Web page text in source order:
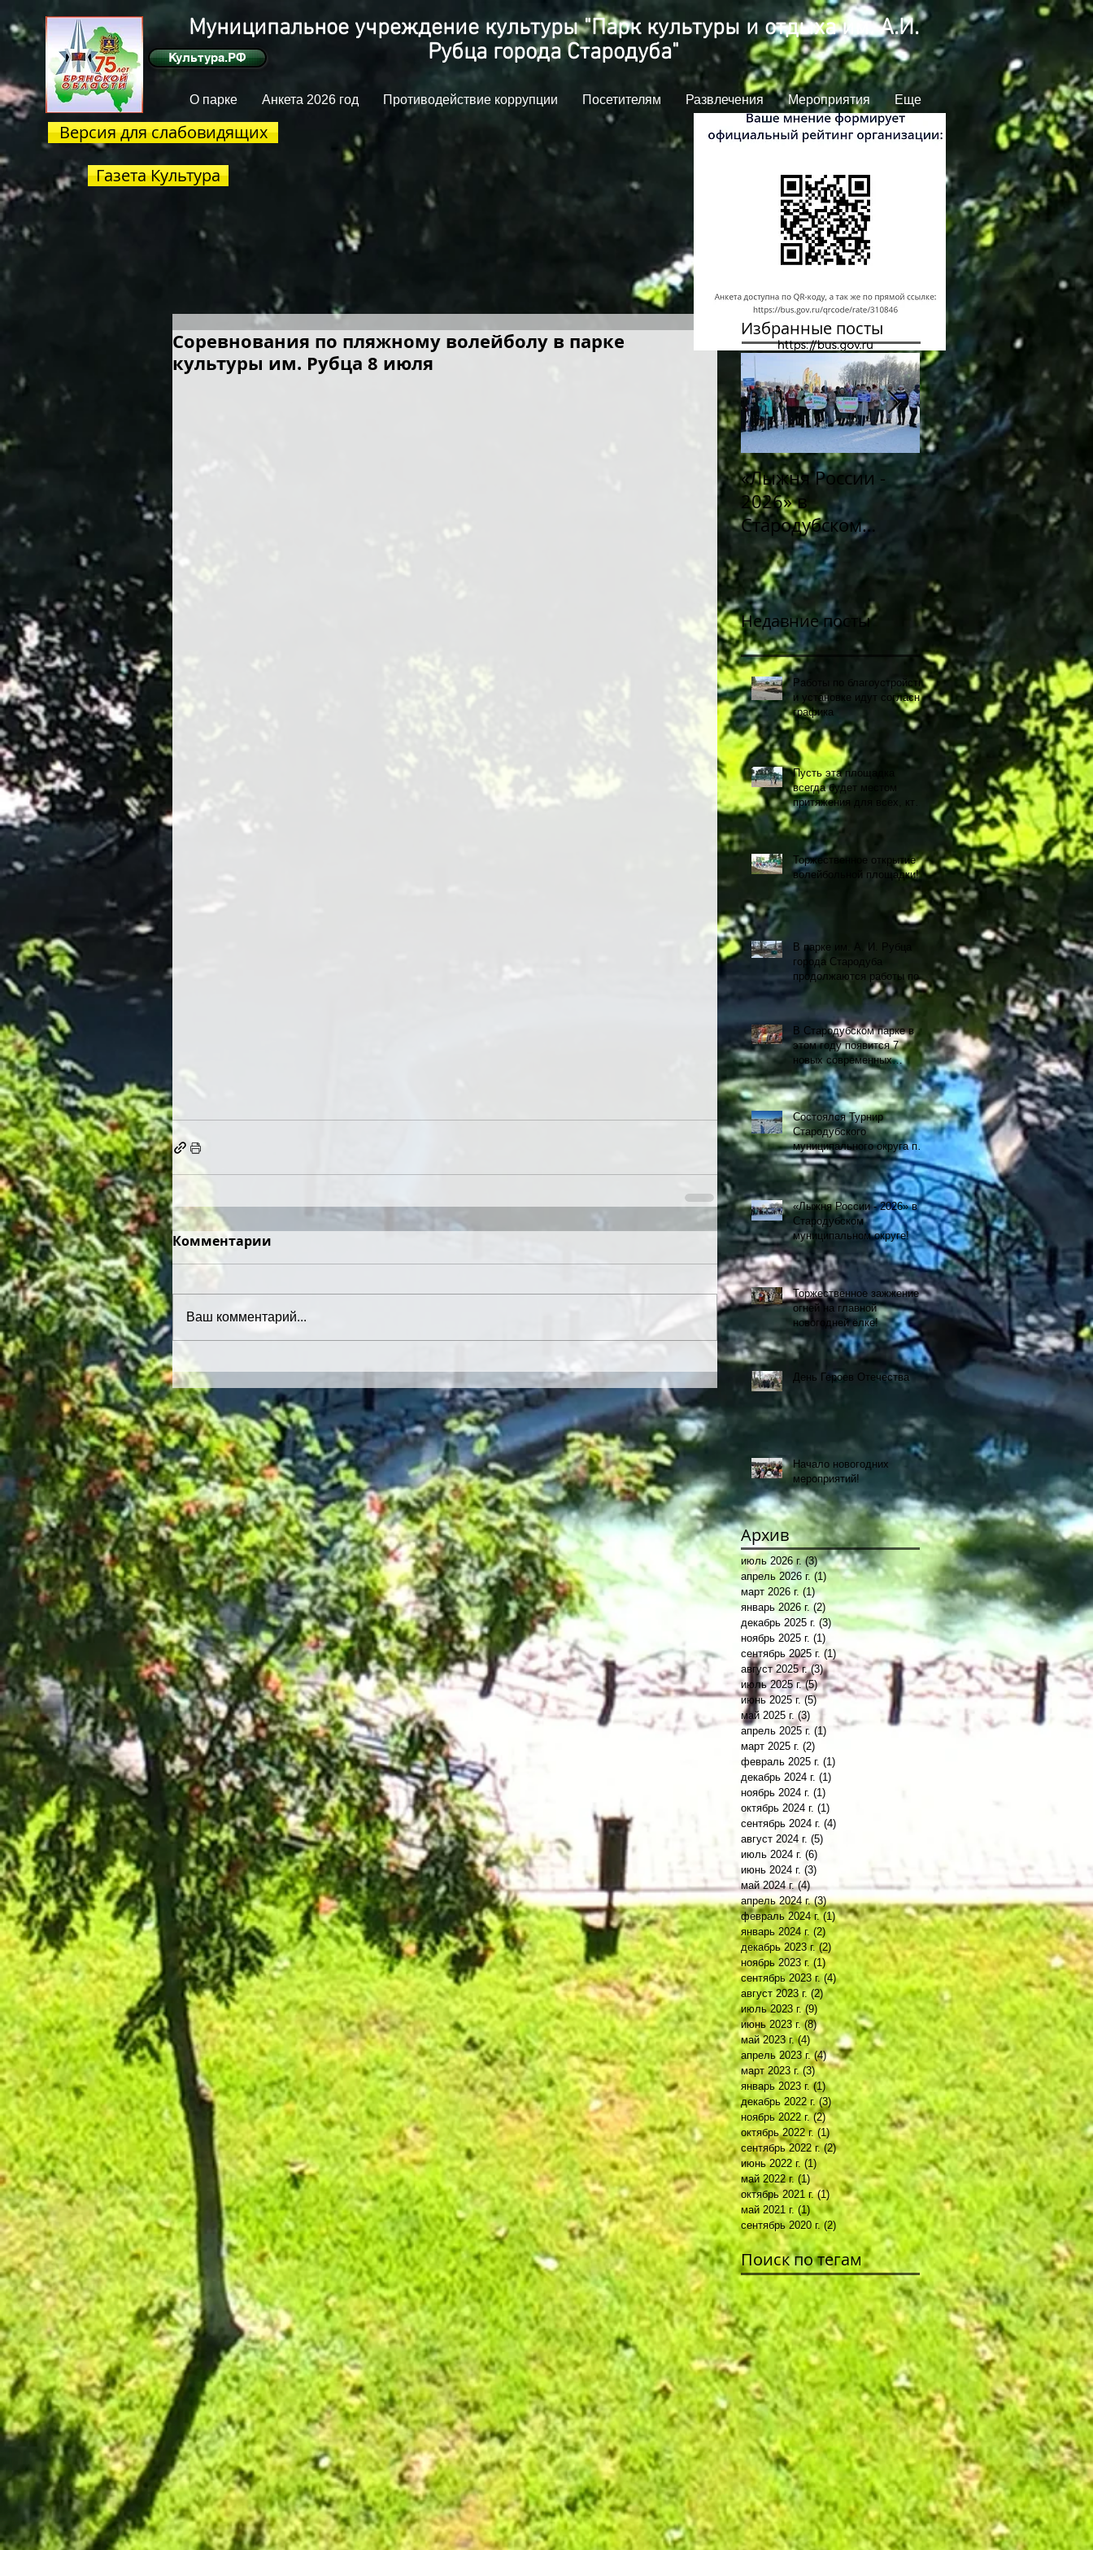
О парке Анкета 2026 год Противодействие коррупции Посетителям Развлечения Мероприятия Еще
Муниципальное учреждение культуры "Парк культуры и отдыха им. А.И.
Рубца города Стародуба"
Культура.РФ
Версия для слабовидящих
Газета Культура
Соревнования по пляжному волейболу в парке
культуры им. Рубца 8 июля
Комментарии
Ваш комментарий...
Избранные посты
«Лыжня России -
2026» в
Стародубском
муниципальном
округе!
Митинг «Память в
сердцах
поколений»,
годовщине Победы
советского народа
Великой
Отечественной
войне 1941-1945
годов
Недавние посты
Работы по благоустройству
и установке идут согласно
графика
Пусть эта площадка
всегда будет местом
притяжения для всех, кто
любит спорт и активный
образ жизни!
Торжественное открытие
волейбольной площадки!
В парке им. А. И. Рубца
города Стародуба
продолжаются работы по
установке современных
аттракционов.
В Стародубском парке в
этом году появится 7
новых современных
аттракционов.
Состоялся Турнир
Стародубского
муниципального округа по
рыбной ловле на
мормышку со льда
«Лыжня России - 2026» в
Стародубском
муниципальном округе!
Торжественное зажжение
огней на главной
новогодней ёлке!
День Героев Отечества
Начало новогодних
мероприятий!
Архив
июль 2026 г. (3)3 поста
апрель 2026 г. (1) 1 пост
март 2026 г. (1)1 пост
январь 2026 г. (2)2 поста
декабрь 2025 г. (3)3 поста
ноябрь 2025 г. (1)
сентябрь 2025 г. (1) 1 пост
август 2025 г. (3)3 поста
июль 2025 г. (5)5 постов
июнь 2025 г. (5)5 постов
май 2025 г. (3) 3 поста
апрель 2025 г. (1) 1 пост
март 2025 г. (2)
февраль 2025 г. (1)
декабрь 2024 г. (1)
ноябрь 2024 г. (1)
октябрь 2024 г. (1)
сентябрь 2024 г. (4)
август 2024 г. (5)
июль 2024 г. (6)
июнь 2024 г. (3)
май 2024 г. (4)4 поста
апрель 2024 г. (3)3 поста
февраль 2024 г. (1)1 пост
январь 2024 г. (2) 2 поста
декабрь 2023 г. (2) 2 поста
ноябрь 2023 г. (1)1 пост
сентябрь 2023 г. (4)4 поста
август 2023 г. (2)2 поста
июль 2023 г. (9)9 постов
июнь 2023 г. (8)8 постов
май 2023 г. (4)4 поста
апрель 2023 г. (4)4 поста
март 2023 г. (3)3 поста
январь 2023 г. (1)1 пост
декабрь 2022 г. (3)3 поста
ноябрь 2022 г. (2)2 поста
октябрь 2022 г. (1)1 пост
сентябрь 2022 г. (2)2 поста
июнь 2022 г. (1)1 пост
май 2022 г. (1) 1 пост
октябрь 2021 г. (1) 1 пост
май 2021 г. (1)1 пост
сентябрь 2020 г. (2) 2 поста
Поиск по тегам